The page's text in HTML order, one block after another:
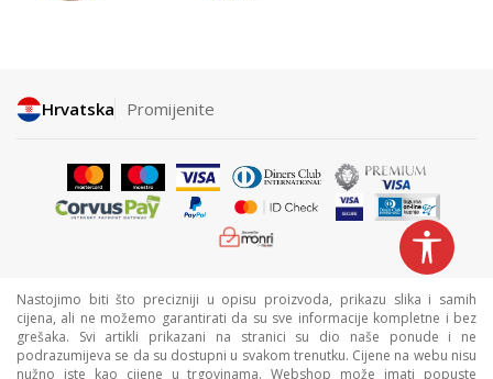
Hrvatska Promijenite
Nastojimo biti što precizniji u opisu proizvoda, prikazu slika i samih
cijena, ali ne možemo garantirati da su sve informacije kompletne i bez
grešaka. Svi artikli prikazani na stranici su dio naše ponude i ne
podrazumijeva se da su dostupni u svakom trenutku. Cijene na webu nisu
nužno iste kao cijene u trgovinama. Webshop može imati popuste